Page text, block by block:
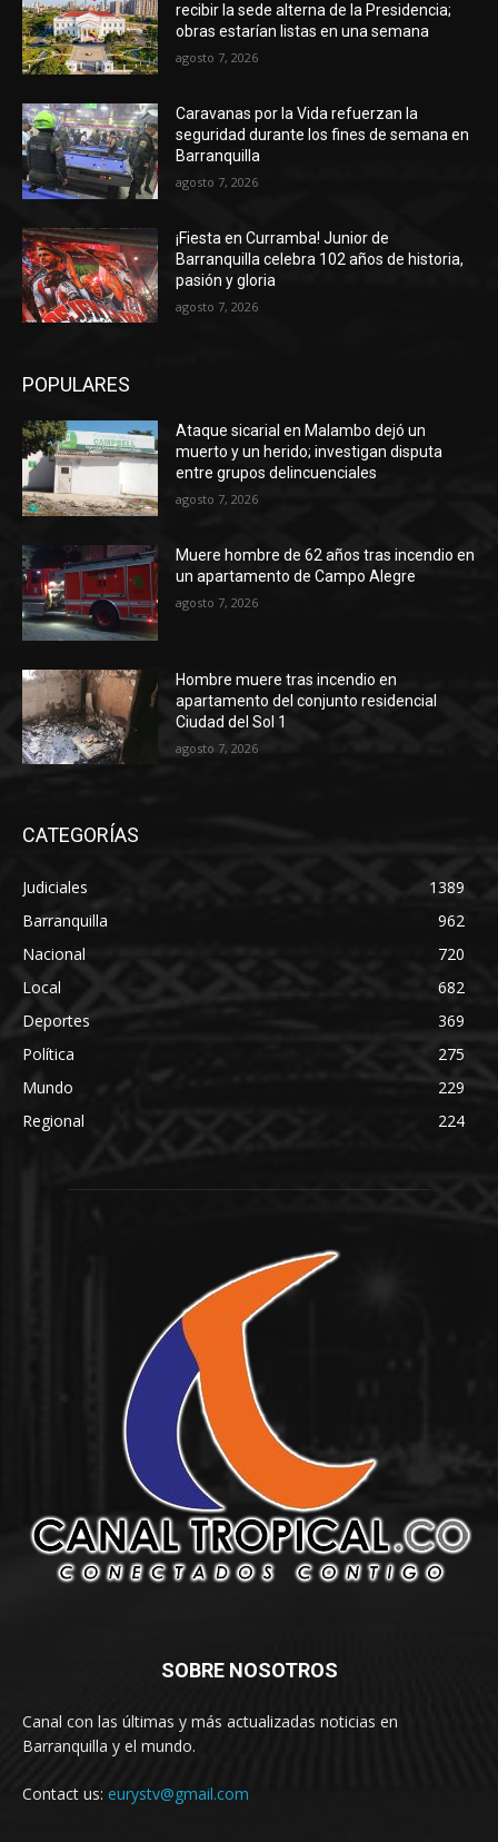
recibir la sede alterna de la Presidencia;
obras estarían listas en una semana
agosto 7, 2026
Caravanas por la Vida refuerzan la
seguridad durante los fines de semana en
Barranquilla
agosto 7, 2026
¡Fiesta en Curramba! Junior de
Barranquilla celebra 102 años de historia,
pasión y gloria
agosto 7, 2026
POPULARES
Ataque sicarial en Malambo dejó un
muerto y un herido; investigan disputa
entre grupos delincuenciales
agosto 7, 2026
Muere hombre de 62 años tras incendio en
un apartamento de Campo Alegre
agosto 7, 2026
Hombre muere tras incendio en
apartamento del conjunto residencial
Ciudad del Sol 1
agosto 7, 2026
CATEGORÍAS
Judiciales
1389
Barranquilla
962
Nacional
720
Local
682
Deportes
369
Política
275
Mundo
229
Regional
224
SOBRE NOSOTROS
Canal con las últimas y más actualizadas noticias en
Barranquilla y el mundo.
Contact us: eurystv@gmail.com